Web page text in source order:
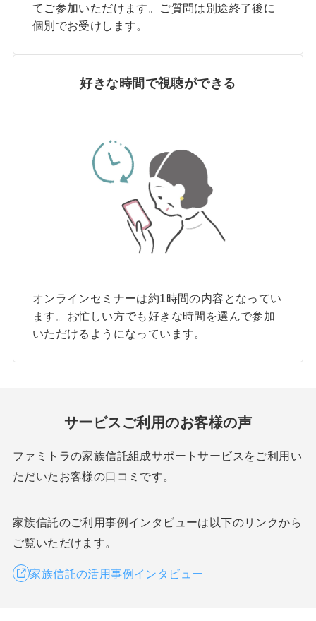
てご参加いただけます。ご質問は別途終了後に
個別でお受けします。
好きな時間で視聴ができる
オンラインセミナーは約1時間の内容となってい
ます。お忙しい方でも好きな時間を選んで参加
いただけるようになっています。
サービスご利用のお客様の声
ファミトラの家族信託組成サポートサービスをご利用い
ただいたお客様の口コミです。
家族信託のご利用事例インタビューは以下のリンクから
ご覧いただけます。
家族信託の活用事例インタビュー